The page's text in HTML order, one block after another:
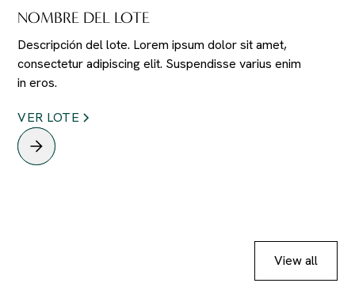
NOMBRE DEL LOTE
Descripción del lote. Lorem ipsum dolor sit amet,
consectetur adipiscing elit. Suspendisse varius enim
in eros.
VER LOTE
View all